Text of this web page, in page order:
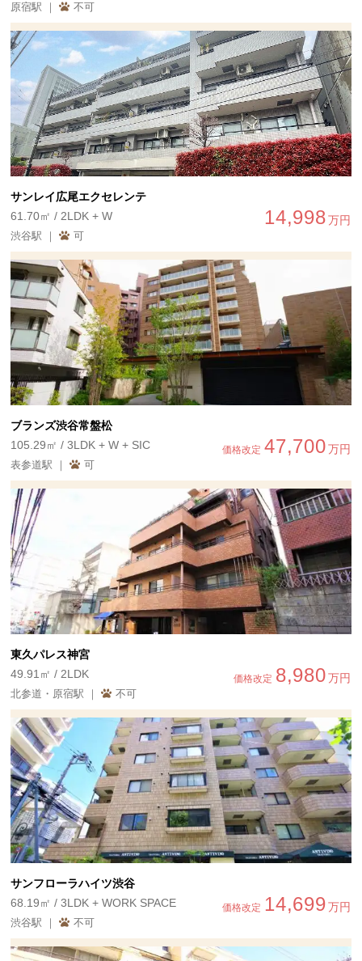
原宿駅 ｜ 不可
サンレイ広尾エクセレンテ
14,998万円
61.70㎡ / 2LDK + W
渋谷駅 ｜ 可
ブランズ渋谷常盤松
価格改定 47,700万円
105.29㎡ / 3LDK + W + SIC
表参道駅 ｜ 可
東久パレス神宮
価格改定 8,980万円
49.91㎡ / 2LDK
北参道・原宿駅 ｜ 不可
サンフローラハイツ渋谷
価格改定 14,699万円
68.19㎡ / 3LDK + WORK SPACE
渋谷駅 ｜ 不可